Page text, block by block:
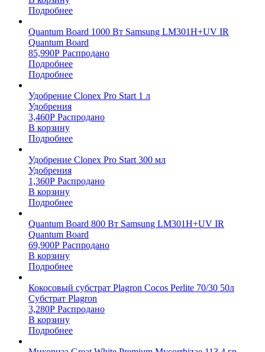
Подробнее
Quantum Board 1000 Вт Samsung LM301H+UV IR
Quantum Board
85,990Р Распродано
Подробнее
Подробнее
Удобрение Clonex Pro Start 1 л
Удобрения
3,460Р Распродано
В корзину
Подробнее
Удобрение Clonex Pro Start 300 мл
Удобрения
1,360Р Распродано
В корзину
Подробнее
Quantum Board 800 Вт Samsung LM301H+UV IR
Quantum Board
69,900Р Распродано
В корзину
Подробнее
Кокосовый субстрат Plagron Cocos Perlite 70/30 50л
Субстрат Plagron
3,280Р Распродано
В корзину
Подробнее